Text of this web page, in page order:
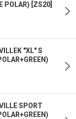
POLAR) ZS20
"XL" S
SPORT